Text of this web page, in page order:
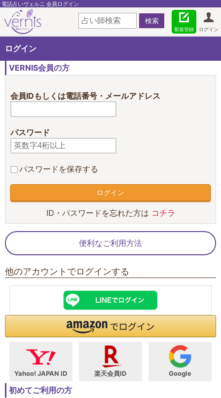
電話占いヴェルニ 会員ログイン
ログイン
新規登録
ログイン
VERNIS会員の方
会員IDもしくは電話番号・メールアドレス
パスワード
パスワードを保存する
ID・パスワードを忘れた方は コチラ
便利なご利用方法
他のアカウントでログインする
Yahoo! JAPAN ID 楽天会員ID Google
初めてご利用の方